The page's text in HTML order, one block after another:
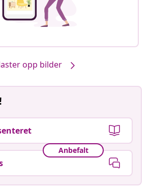
opp bilder
Anbefalt